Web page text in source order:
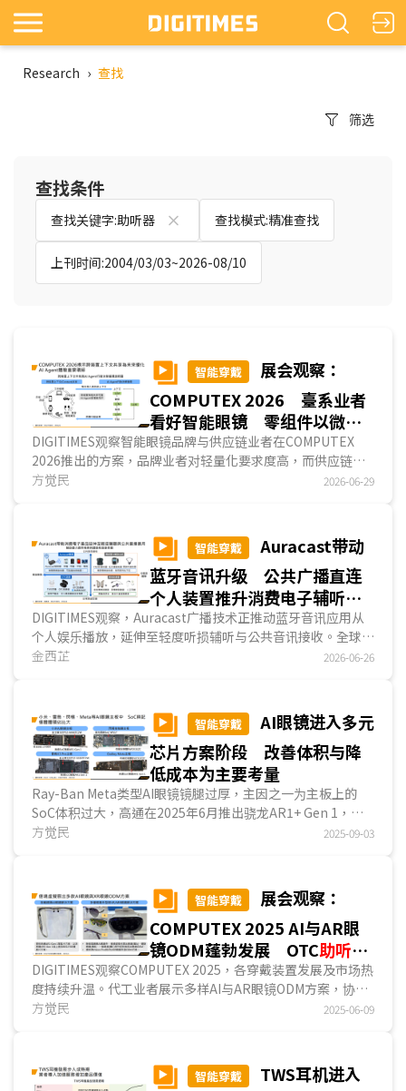
Research › 查找
筛选
查找条件
查找关键字:助听器 查找模式:精准查找
上刊时间:2004/03/03~2026-08/10
智能穿戴
展会观察：
COMPUTEX 2026 臺系业者
看好智能眼镜 零组件以微型
化方案为主
DIGITIMES观察智能眼镜品牌与供应链业者在COMPUTEX
2026推出的方案，品牌业者对轻量化要求度高，而供应链业
者也注重微型化方案，显现智能眼镜配戴舒适度、外观接受度
也显露臺系业者看好市场并积极布局智能眼镜领域。...
方觉民 2026-06-29
智能穿戴
Auracast带动
蓝牙音讯升级 公共广播直连
个人装置推升消费电子辅听市
场动能
DIGITIMES观察，Auracast广播技术正推动蓝牙音讯应用从
个人娱乐播放，延伸至轻度听损辅听与公共音讯接收。全球听
损人口持续增加，但
使用率仍不到2成，其中，轻...
金西芷 2026-06-26
智能穿戴
AI眼镜进入多元
芯片方案阶段 改善体积与降
低成本为主要考量
Ray-Ban Meta类型AI眼镜镜腿过厚，主因之一为主板上的
SoC体积过大，高通在2025年6月推出骁龙AR1+ Gen 1，体
积较上代减少26%，有望缩减AI眼镜镜腿厚度，也显示业者...
方觉民 2025-09-03
智能穿戴
展会观察：
COMPUTEX 2025 AI与AR眼
镜ODM蓬勃发展 OTC助听器
与智能戒指竞争加剧
DIGITIMES观察COMPUTEX 2025，各穿戴装置发展及市场热
度持续升温。代工业者展示多样AI与AR眼镜ODM方案，协助
品牌加速产品上市时程；臺厂见臻则推出以单一NP...
方觉民 2025-06-09
智能穿戴
TWS耳机进入